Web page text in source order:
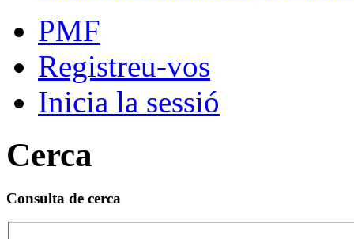
PMF
Registreu-vos
Inicia la sessió
Cerca
Consulta de cerca